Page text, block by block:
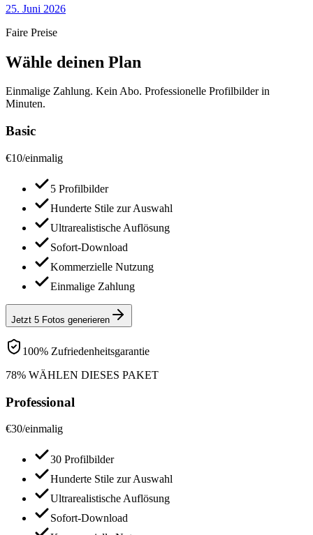
25. Juni 2026
Faire Preise
Wähle deinen Plan
Einmalige Zahlung. Kein Abo. Professionelle Profilbilder in
Minuten.
Basic
€10/einmalig
5 Profilbilder
Hunderte Stile zur Auswahl
Ultrarealistische Auflösung
Sofort-Download
Kommerzielle Nutzung
Einmalige Zahlung
Jetzt 5 Fotos generieren
100% Zufriedenheitsgarantie
78% WÄHLEN DIESES PAKET
Professional
€30/einmalig
30 Profilbilder
Hunderte Stile zur Auswahl
Ultrarealistische Auflösung
Sofort-Download